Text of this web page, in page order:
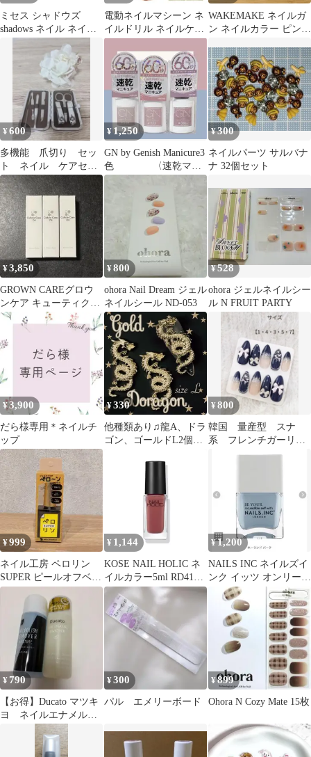
ミセス シャドウズ
shadows ネイル ネイル
チップ 蓄光 オーバル
電動ネイルマシーン ネ
イルドリル ネイルケア
ミニルーター甘皮処理
角質除去
WAKEMAKE ネイルガ
ン ネイルカラー ピンク
¥600
多機能 爪切り セッ
ト ネイル ケアセッ
ト グルーミング セ
ット
¥1,250
GN by Genish Manicure3
色 〈速乾マニ
キュア〉
¥300
ネイルパーツ サルバナ
ナ 32個セット
¥3,850
GROWN CAREグロウ
ンケア キューティクル
ケアオイル10ml 3本
¥800
ohora Nail Dream ジェル
ネイルシール ND-053
¥528
ohora ジェルネイルシー
ル N FRUIT PARTY
¥3,900
だら様専用＊ネイルチ
ップ
¥330
他種類あり♫龍A、ドラ
ゴン、ゴールドL2個、
¥800
韓国 量産型 スナ
系 フレンチガーリ
ー 地雷 ネイルチッ
¥999
ネイル工房 ペロリン
SUPER ピールオフベー
ス 大容量
¥ 1,144
KOSE NAIL HOLIC ネ
イルカラー5ml RD416
レッド系
¥1,200
NAILS INC ネイルズイ
ンク イッツ オンリー
ニュートラル ライトブ
ルー
¥ 790
【お得】Ducato マツキ
ヨ ネイルエナメルリ
ムーバー 2色セット除
¥300
パル エメリーボード
¥899
Ohora N Cozy Mate 15枚